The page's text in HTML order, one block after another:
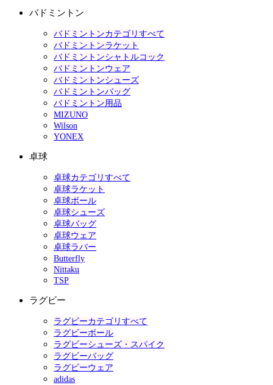
バドミントン
バドミントンカテゴリすべて
バドミントンラケット
バドミントンシャトルコック
バドミントンウェア
バドミントンシューズ
バドミントンバッグ
バドミントン用品
MIZUNO
Wilson
YONEX
卓球
卓球カテゴリすべて
卓球ラケット
卓球ボール
卓球シューズ
卓球バッグ
卓球ウェア
卓球ラバー
Butterfly
Nittaku
TSP
ラグビー
ラグビーカテゴリすべて
ラグビーボール
ラグビーシューズ・スパイク
ラグビーバッグ
ラグビーウェア
adidas